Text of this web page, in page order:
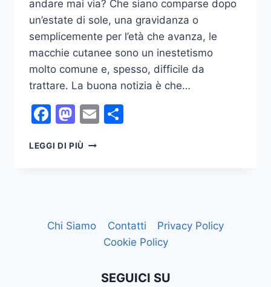
andare mai via? Che siano comparse dopo
un’estate di sole, una gravidanza o
semplicemente per l’età che avanza, le
macchie cutanee sono un inestetismo
molto comune e, spesso, difficile da
trattare. La buona notizia è che…
Facebook
Mastodon
Email
LEGGI DI PIÙ ROUTINE
Chi Siamo Contatti
Privacy Policy
Cookie Policy
SEGUICI SU